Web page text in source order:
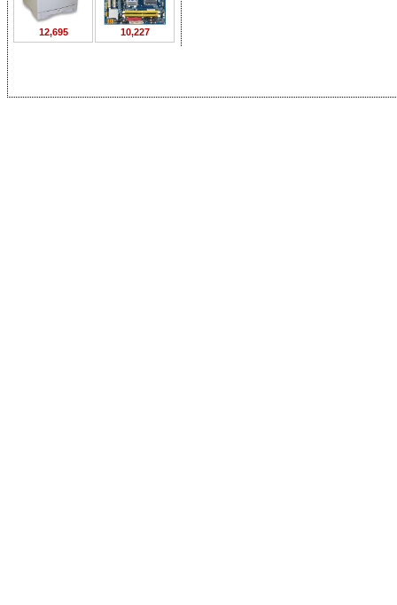
12,695 10,227